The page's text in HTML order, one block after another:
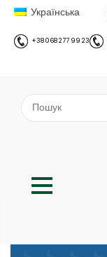
Українська
+38 068 277 99 23